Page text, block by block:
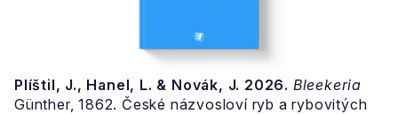
Plíštil, J., Hanel, L. & Novák, J. 2026. Bleekeria
Günther, 1862. České názvosloví ryb a rybovitých